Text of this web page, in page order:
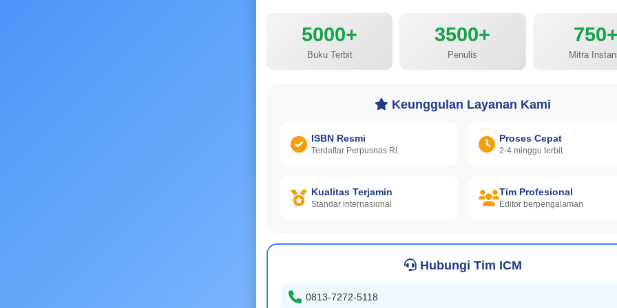
5000+
Buku Terbit
3500+
Penulis Mitra
Keunggulan Layanan Kami
ISBN Resmi
Terdaftar Perpusnas RI
Proses Cepat
2-4 minggu terbit
Kualitas Terjamin
Standar internasional
Tim Profesional
Editor berpengalaman
Hubungi Tim ICM
0813-7272-5118